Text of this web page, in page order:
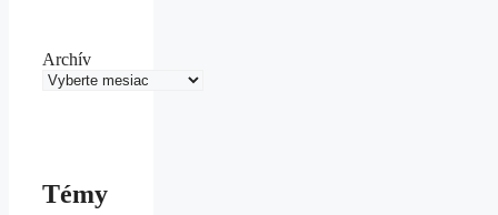
Archív
Témy